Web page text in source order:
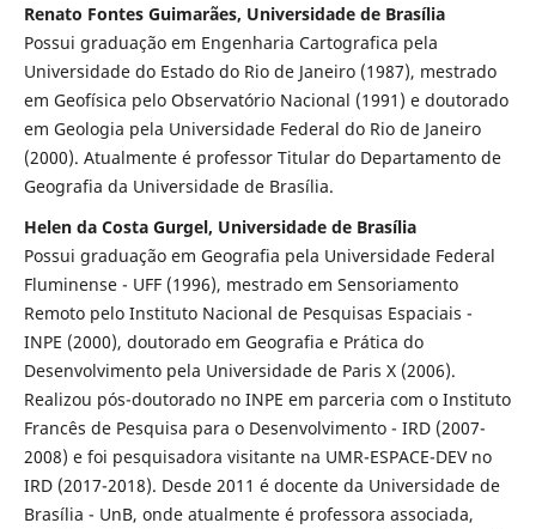
Renato Fontes Guimarães, Universidade de Brasília
Possui graduação em Engenharia Cartografica pela
Universidade do Estado do Rio de Janeiro (1987), mestrado
em Geofísica pelo Observatório Nacional (1991) e doutorado
em Geologia pela Universidade Federal do Rio de Janeiro
(2000). Atualmente é professor Titular do Departamento de
Geografia da Universidade de Brasília.
Helen da Costa Gurgel, Universidade de Brasília
Possui graduação em Geografia pela Universidade Federal
Fluminense - UFF (1996), mestrado em Sensoriamento
Remoto pelo Instituto Nacional de Pesquisas Espaciais -
INPE (2000), doutorado em Geografia e Prática do
Desenvolvimento pela Universidade de Paris X (2006).
Realizou pós-doutorado no INPE em parceria com o Instituto
Francês de Pesquisa para o Desenvolvimento - IRD (2007-
2008) e foi pesquisadora visitante na UMR-ESPACE-DEV no
IRD (2017-2018). Desde 2011 é docente da Universidade de
Brasília - UnB, onde atualmente é professora associada,